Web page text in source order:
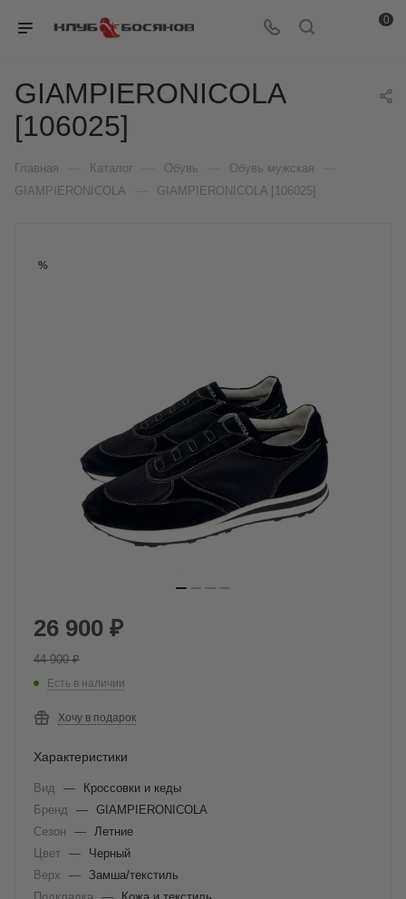
0
GIAMPIERONICOLA
[106025]
Главная Каталог Обувь Обувь мужская
GIAMPIERONICOLA GIAMPIERONICOLA [106025]
%
26 900 ₽
44 900₽
Есть в наличии
Хочу в подарок
Характеристики
Вид —
Кроссовки и кеды
Бренд
— GIAMPIERONICOLA
Сезон
—
Летние
Цвет —
Черный
Верх
— Замша/текстиль